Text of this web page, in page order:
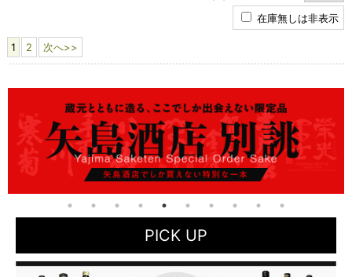
在庫無しは非表示
1 2 次へ>>
PICK UP